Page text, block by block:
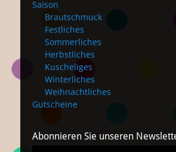
Saison
Brautschmuck
Festliches
Sommerliches
Herbstliches
Kuscheliges
Winterliches
Weihnachtliches
Gutscheine
Abonnieren Sie unseren